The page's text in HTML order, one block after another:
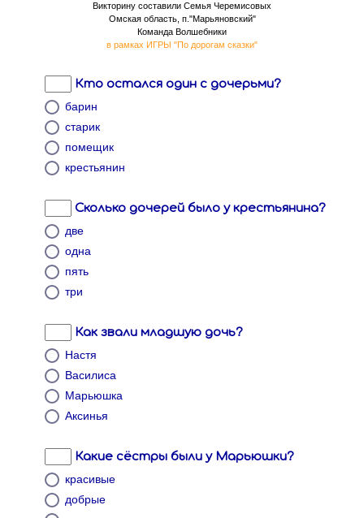
Викторину составили Семья Черемисовых
Омская область, п."Марьяновский"
Команда Волшебники
в рамках ИГРЫ "По дорогам сказки"
Кто остался один с дочерьми?
барин
старик
помещик
крестьянин
Сколько дочерей было у крестьянина?
две
одна
пять
три
Как звали младшую дочь?
Настя
Василиса
Марьюшка
Аксинья
Какие сёстры были у Марьюшки?
красивые
добрые